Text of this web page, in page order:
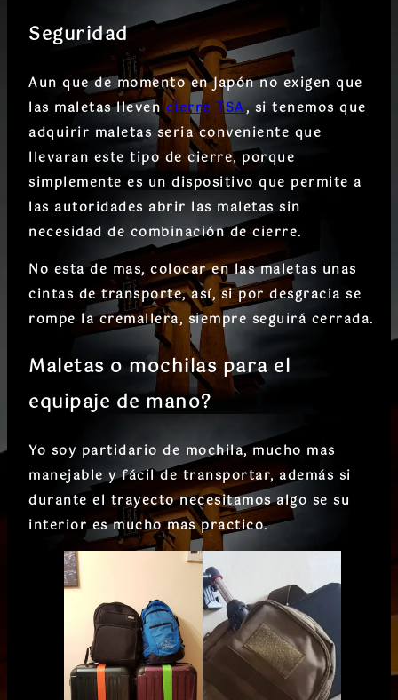
Seguridad
Aun que de momento en Japón no exigen que
las maletas llevencierre TSA, si tenemos que
adquirir maletas seria conveniente que
llevaran este tipo de cierre, porque
simplemente es un dispositivo que permite a
las autoridades abrir las maletas sin
necesidad de combinación de cierre.
No esta de mas, colocar en las maletas unas
cintas de transporte, así, si por desgracia se
rompe la cremallera, siempre seguirá cerrada.
Maletas o mochilas para el
equipaje de mano?
Yo soy partidario de mochila, mucho mas
manejable y fácil de transportar, además si
durante el trayecto necesitamos algo se su
interior es mucho mas practico.